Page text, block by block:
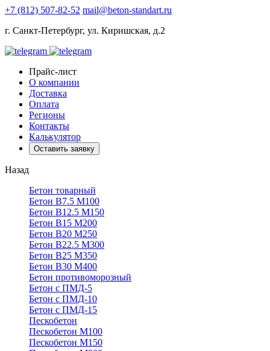
+7 (812) 507-82-52 mail@beton-standart.ru
г. Санкт-Петербург, ул. Киришская, д.2
Прайс-лист
О компании
Доставка
Оплата
Регионы
Контакты
Калькулятор
Оставить заявку
Назад
Бетон товарный
Бетон В7.5 М100
Бетон В12.5 М150
Бетон В15 М200
Бетон В20 М250
Бетон В22.5 М300
Бетон В25 М350
Бетон В30 М400
Бетон противоморозный
Бетон с ПМД-5
Бетон с ПМД-10
Бетон с ПМД-15
Пескобетон
Пескобетон М100
Пескобетон М150